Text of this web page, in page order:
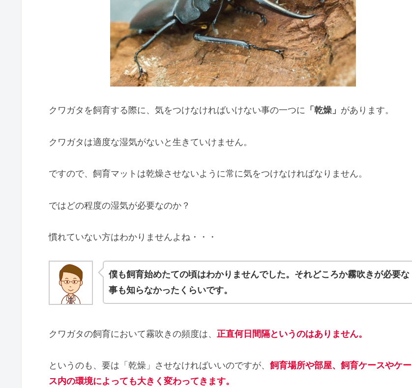
クワガタを飼育する際に、気をつけなければいけない事の一つに 「乾燥」 があります。
クワガタは適度な湿気がないと生きていけません。
ですので、飼育マットは乾燥させないように常に気をつけなければなりません。
ではどの程度の湿気が必要なのか？
慣れていない方はわかりませんよね・・・
僕も飼育始めたての頃はわかりませんでした。それどころか霧吹きが必要な
事も知らなかったくらいです。
クワガタの飼育において霧吹きの頻度は、 正直何日間隔というのはありません。
というのも、要は「乾燥」させなければいいのですが、 飼育場所や部屋、飼育ケースやケー
ス内の環境によっても大きく変わってきます。